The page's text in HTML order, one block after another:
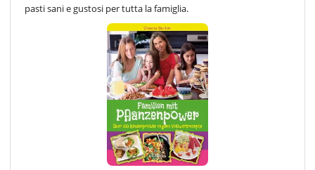
pasti sani e gustosi per tutta la famiglia.